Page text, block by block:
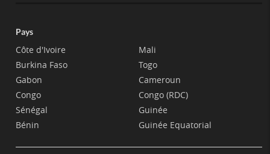
Pays
Côte d'Ivoire
Burkina Faso
Gabon
Congo
Sénégal
Bénin
Mali
Togo
Cameroun
Congo (RDC)
Guinée
Guinée Equatorial